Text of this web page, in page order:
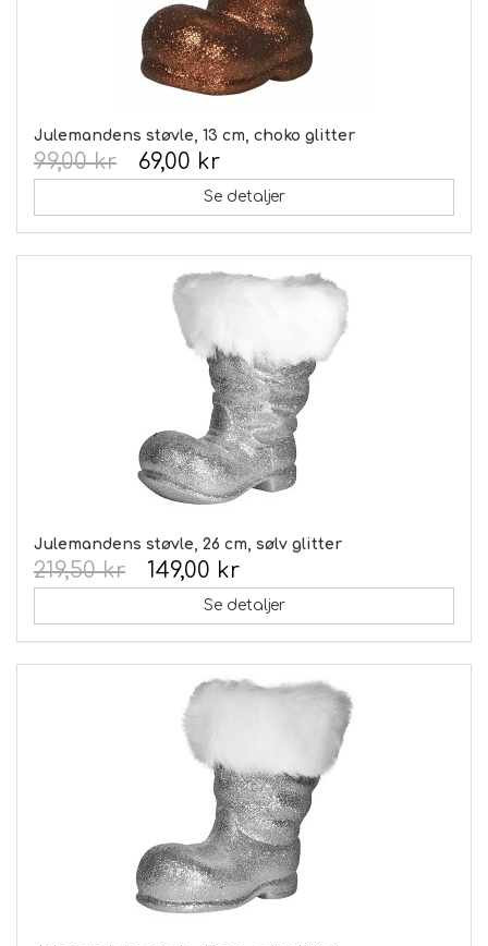
Julemandens støvle, 13 cm, choko glitter
69,00 kr
99,00 kr
Se detaljer
Julemandens støvle, 26 cm, sølv glitter
149,00 kr
219,50 kr
Se detaljer